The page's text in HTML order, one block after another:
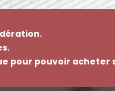
pour pouvoir